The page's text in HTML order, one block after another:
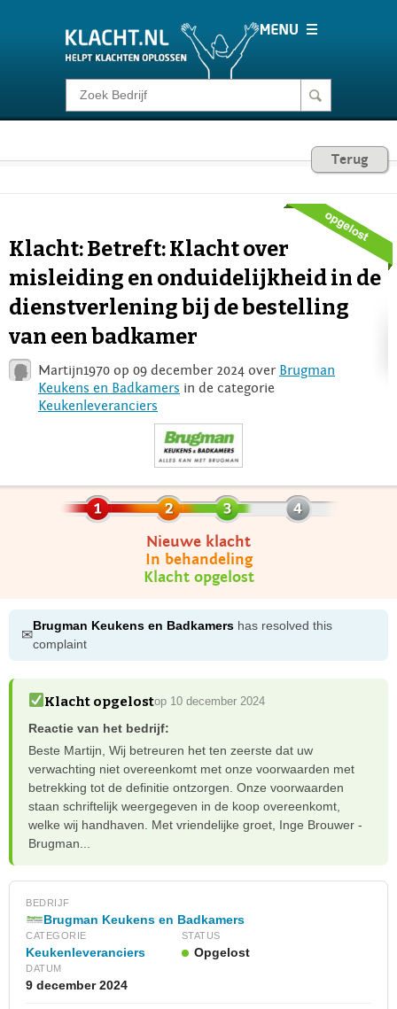
Klacht melden
Consumentenrecht
Voor Bedrijven
Login
Terug
Klacht: Betreft: Klacht over
misleiding en onduidelijkheid in de
dienstverlening bij de bestelling
van een badkamer
Martijn1970 op 09 december 2024 over Brugman
Keukens en Badkamers in de categorie
Keukenleveranciers
Nieuwe klacht
In behandeling
Klacht opgelost
✉
Brugman Keukens en Badkamers has resolved this
complaint
Klacht opgelostop 10 december 2024
Reactie van het bedrijf:
Beste Martijn, Wij betreuren het ten zeerste dat uw
verwachting niet overeenkomt met onze voorwaarden met
betrekking tot de definitie ontzorgen. Onze voorwaarden
staan schriftelijk weergegeven in de koop overeenkomt,
welke wij handhaven. Met vriendelijke groet, Inge Brouwer -
Brugman...
BEDRIJF
Brugman Keukens en Badkamers
CATEGORIE
Keukenleveranciers
STATUS
Opgelost
DATUM
9 december 2024